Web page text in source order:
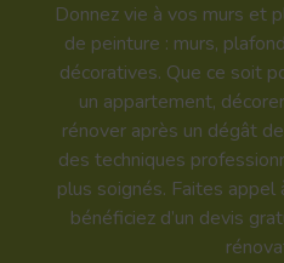
Donnez vie à vos murs et
de peinture : murs,
décoratives. Que ce soit
un appartement,
rénover après un dégât
des techniques
plus soignés. Faites
bénéficiez d’un devis